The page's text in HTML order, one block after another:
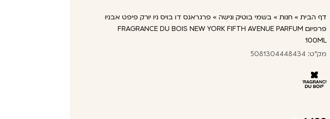
דף הבית » חנות » בשמי בוטיק ונישה » פרגראנס דו בויס ניו יורק פיפט אבניו
פרפיום FRAGRANCE DU BOIS NEW YORK FIFTH AVENUE PARFUM
100ML
מק"ט: 5081304448434